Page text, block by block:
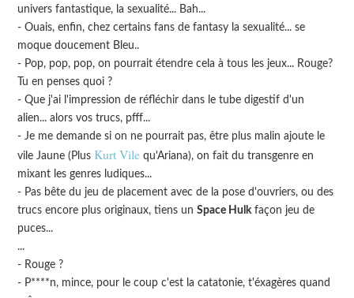
univers fantastique, la sexualité... Bah...
- Ouais, enfin, chez certains fans de fantasy la sexualité... se
moque doucement Bleu..
- Pop, pop, pop, on pourrait étendre cela à tous les jeux... Rouge?
Tu en penses quoi ?
- Que j'ai l'impression de réfléchir dans le tube digestif d'un
alien... alors vos trucs, pfff...
- Je me demande si on ne pourrait pas, être plus malin ajoute le
vile Jaune (Plus Kurt Vile qu'Ariana), on fait du transgenre en
mixant les genres ludiques...
- Pas bête du jeu de placement avec de la pose d'ouvriers, ou des
trucs encore plus originaux, tiens unSpace Hulkfaçon jeu de
puces...
...
- Rouge ?
- P****n, mince, pour le coup c'est la catatonie, t'éxagères quand